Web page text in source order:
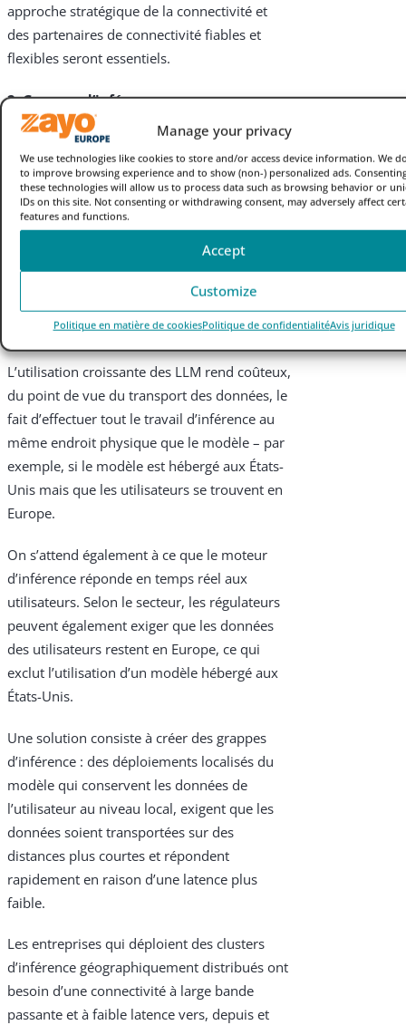
Manage your privacy
We use technologies like cookies to store and/or access device information. We
to improve browsing experience and to show (non-) personalized ads.
these technologies will allow us to process data such as browsing behavior or
IDs on this site. Not consenting or withdrawing consent, may adversely affect
features and functions.
Accept
Customize
Politique en matière de cookiesPolitique de confidentialitéAvis juridique
approche stratégique de la connectivité et
des partenaires de connectivité fiables et
flexibles seront essentiels.
2. Grappes d’inférence
Les clusters d’inférence représentent les
déploiements d’un LLM pré-entraîné
particulier pour une utilisation spécifique. Un
exemple pourrait être le chatbot du service
clientèle d’un détaillant qui utilise GPT4
comme modèle. L’inférence est le travail
effectué par le LLM pré-entraîné pour
générer des réponses pertinentes à la
requête d’un client.
L’utilisation croissante des LLM rend coûteux,
du point de vue du transport des données, le
fait d’effectuer tout le travail d’inférence au
même endroit physique que le modèle – par
exemple, si le modèle est hébergé aux États-
Unis mais que les utilisateurs se trouvent en
Europe.
On s’attend également à ce que le moteur
d’inférence réponde en temps réel aux
utilisateurs. Selon le secteur, les régulateurs
peuvent également exiger que les données
des utilisateurs restent en Europe, ce qui
exclut l’utilisation d’un modèle hébergé aux
États-Unis.
Une solution consiste à créer des grappes
d’inférence : des déploiements localisés du
modèle qui conservent les données de
l’utilisateur au niveau local, exigent que les
données soient transportées sur des
distances plus courtes et répondent
rapidement en raison d’une latence plus
faible.
Les entreprises qui déploient des clusters
d’inférence géographiquement distribués ont
besoin d’une connectivité à large bande
passante et à faible latence vers, depuis et